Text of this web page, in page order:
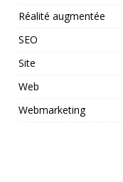
Réalité augmentée
SEO
Site
Web
Webmarketing